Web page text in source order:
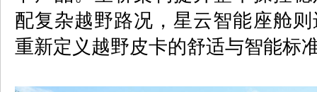
配复杂越野路况，星云智能座舱
重新定义越野皮卡的舒适与智能标